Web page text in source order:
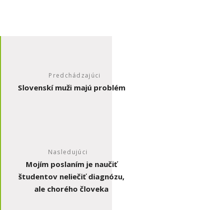
Predchádzajúci
Slovenskí muži majú problém
Nasledujúci
Mojím poslaním je naučiť
študentov neliečiť diagnózu,
ale chorého človeka